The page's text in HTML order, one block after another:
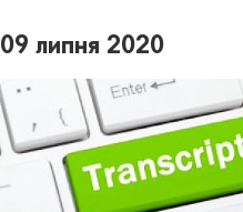
09 липня 2020